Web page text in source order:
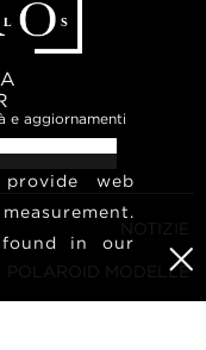
e aggiornamenti
NOTIZIE
POLAROID MODELLE
web
in our